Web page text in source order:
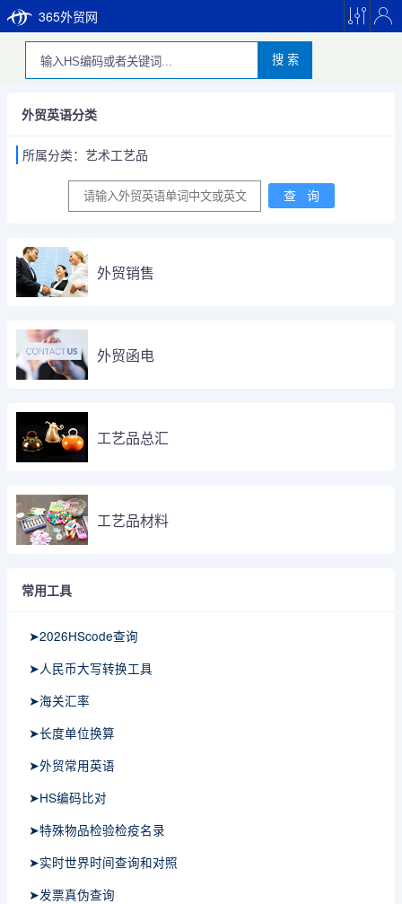
365外贸网
搜 索
外贸英语分类
所属分类：艺术工艺品
外贸销售
外贸函电
工艺品总汇
工艺品材料
常用工具
➤2026HScode查询
➤人民币大写转换工具
➤海关汇率
➤长度单位换算
➤外贸常用英语
➤HS编码比对
➤特殊物品检验检疫名录
➤实时世界时间查询和对照
➤发票真伪查询